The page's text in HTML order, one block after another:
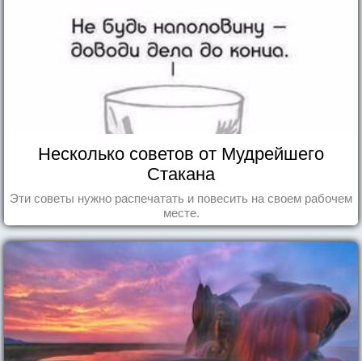
Несколько советов от Мудрейшего
Стакана
Эти советы нужно распечатать и повесить на своем рабочем
месте.